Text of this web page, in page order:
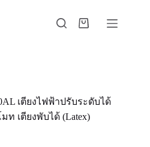
เตียงไฟฟ้าปรับระดับได้
ท เตียงพับได้ (Latex)